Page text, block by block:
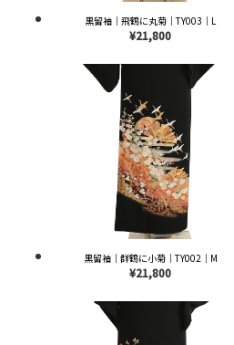
黒留袖｜飛鶴に丸菊｜TY003｜L
¥21,800
黒留袖｜群鶴に小菊｜TY002｜M
¥21,800